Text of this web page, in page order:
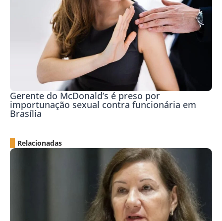
Gerente do McDonald’s é preso por
importunação sexual contra funcionária em
Brasília
Relacionadas